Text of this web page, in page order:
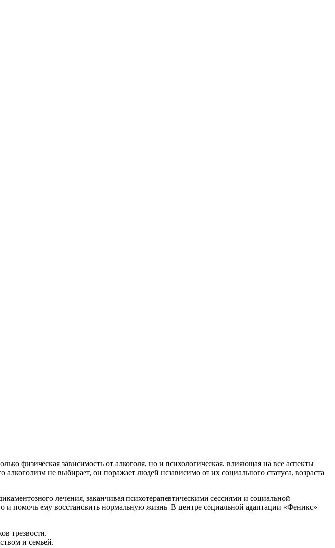
физическая зависимость от алкоголя, но и психологическая, влияющая на все аспекты
не выбирает, он поражает людей независимо от их социального статуса, возраста
лечения, заканчивая психотерапевтическими сессиями и социальной
и помочь ему восстановить нормальную жизнь. В центре социальной адаптации «Феникс»
трезвости.
и семьей.